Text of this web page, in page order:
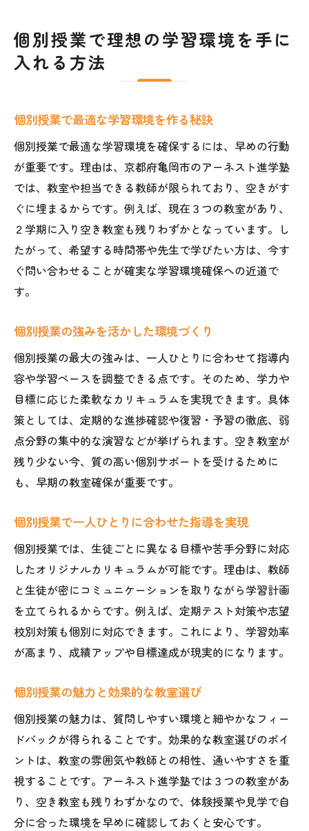
個別授業で理想の学習環境を手に
入れる方法
個別授業で最適な学習環境を作る秘訣
個別授業で最適な学習環境を確保するには、早めの行動
が重要です。理由は、京都府亀岡市のアーネスト進学塾
では、教室や担当できる教師が限られており、空きがす
ぐに埋まるからです。例えば、現在３つの教室があり、
２学期に入り空き教室も残りわずかとなっています。し
たがって、希望する時間帯や先生で学びたい方は、今す
ぐ問い合わせることが確実な学習環境確保への近道で
す。
個別授業の強みを活かした環境づくり
個別授業の最大の強みは、一人ひとりに合わせて指導内
容や学習ペースを調整できる点です。そのため、学力や
目標に応じた柔軟なカリキュラムを実現できます。具体
策としては、定期的な進捗確認や復習・予習の徹底、弱
点分野の集中的な演習などが挙げられます。空き教室が
残り少ない今、質の高い個別サポートを受けるために
も、早期の教室確保が重要です。
個別授業で一人ひとりに合わせた指導を実現
個別授業では、生徒ごとに異なる目標や苦手分野に対応
したオリジナルカリキュラムが可能です。理由は、教師
と生徒が密にコミュニケーションを取りながら学習計画
を立てられるからです。例えば、定期テスト対策や志望
校別対策も個別に対応できます。これにより、学習効率
が高まり、成績アップや目標達成が現実的になります。
個別授業の魅力と効果的な教室選び
個別授業の魅力は、質問しやすい環境と細やかなフィー
ドバックが得られることです。効果的な教室選びのポイ
ントは、教室の雰囲気や教師との相性、通いやすさを重
視することです。アーネスト進学塾では３つの教室があ
り、空き教室も残りわずかなので、体験授業や見学で自
分に合った環境を早めに確認しておくと安心です。